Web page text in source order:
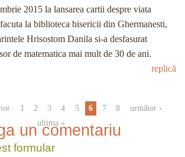
2015 la lansarea cartii despre viata
la biblioteca bisericii din Ghermanesti,
Hrisostom Danila si-a desfasurat
de matematica mai mult de 30 de ani.
replică
1 2 3 4 5 6 7 8
următor ›
ultima »
un comentariu
formular